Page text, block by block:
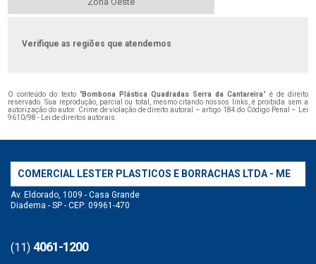
Verifique as regiões que atendemos
O conteúdo do texto "Bombona Plástica Quadradas Serra da Cantareira" é de direito
reservado. Sua reprodução, parcial ou total, mesmo citando nossos links, é proibida sem a
autorização do autor. Crime de violação de direito autoral – artigo 184 do Código Penal – Lei
9610/98 - Lei de direitos autorais.
COMERCIAL LESTER PLASTICOS E BORRACHAS LTDA - ME
Av. Eldorado, 1009 - Casa Grande
Diadema - SP - CEP: 09961-470
(11) 4061-1200